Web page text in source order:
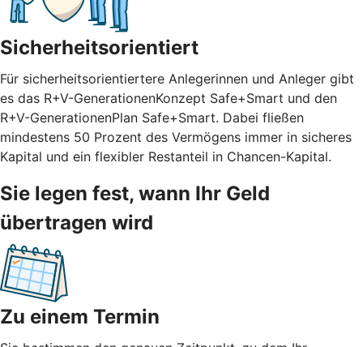
Sicherheitsorientiert
Für sicherheitsorientiertere Anlegerinnen und Anleger gibt
es das R+V-GenerationenKonzept Safe+Smart und den
R+V-GenerationenPlan Safe+Smart. Dabei fließen
mindestens 50 Prozent des Vermögens immer in sicheres
Kapital und ein flexibler Restanteil in Chancen-Kapital.
Sie legen fest, wann Ihr Geld
übertragen wird
Zu einem Termin